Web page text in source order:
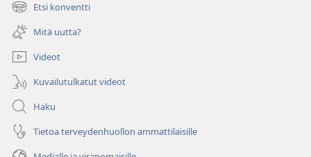
ikkunan)
Etsi konventti
(avaa
uuden
ikkunan)
Mitä uutta?
Videot
Kuvailutulkatut videot
Haku
Tietoa terveydenhuollon ammattilaisille